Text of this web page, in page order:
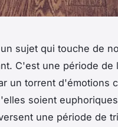
sujet qui touche de
C'est une période de
un torrent d'émotions
soient
une période de